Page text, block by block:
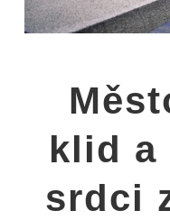
klid a
srdci